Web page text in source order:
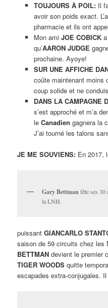
TOUJOURS À POIL:Il
avoir son poids exact.
pharmacie et ils ont
Mon ami JOE COBICKa
qu’AARON JUDGE
prochaine. Ayoye!
SUR UNE AFFICHE
coûte maintenant moins
coup solide et ne
DANS LA CAMPAGNE
s’est approché et m’a
le Canadien gagnera la
J’ai tourné les talons
JE ME SOUVIENS: En 2017,
Gary Bettman fête ses 30
la LNH.
puissantGIANCARLO
saison de 59 circuits chez
BETTMAN devient le premier
TIGER WOODS quitte
escapades extra-conjugales.